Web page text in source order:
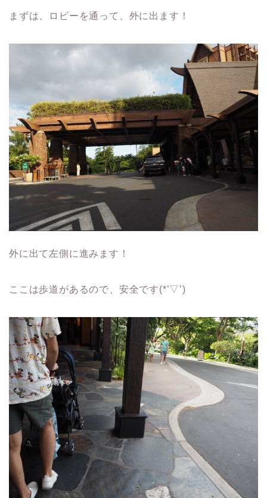
まずは、ロビーを通って、外に出ます！
外に出て左側に進みます！
ここは歩道があるので、安全です(*’▽’)